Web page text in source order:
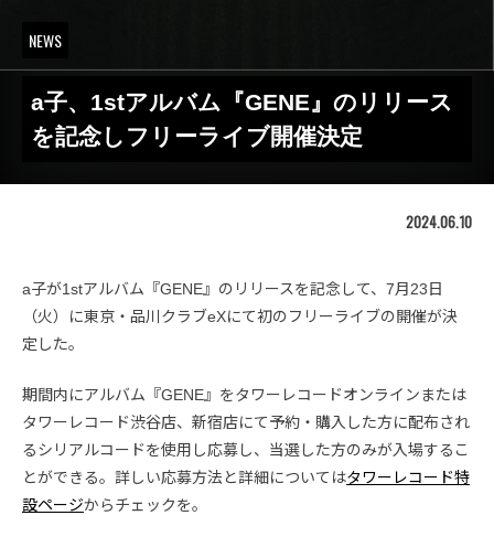
NEWS
a子、1stアルバム『GENE』のリリース
を記念しフリーライブ開催決定
2024.06.10
a子が1stアルバム『GENE』のリリースを記念して、7月23日
（火）に東京・品川クラブeXにて初のフリーライブの開催が決
定した。
期間内にアルバム『GENE』をタワーレコードオンラインまたは
タワーレコード渋谷店、新宿店にて予約・購入した方に配布され
るシリアルコードを使用し応募し、当選した方のみが入場するこ
とができる。詳しい応募方法と詳細についてはタワーレコード特
設ページからチェックを。